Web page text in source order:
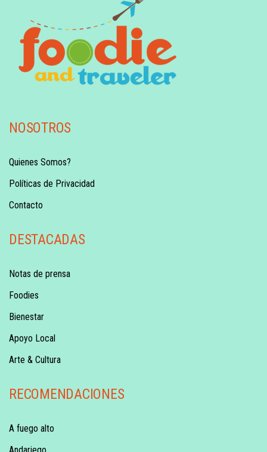
NOSOTROS
Quienes Somos?
Políticas de Privacidad
Contacto
DESTACADAS
Notas de prensa
Foodies
Bienestar
Apoyo Local
Arte & Cultura
RECOMENDACIONES
A fuego alto